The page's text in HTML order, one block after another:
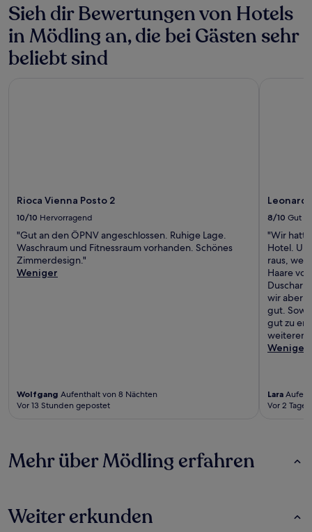
Sieh dir Bewertungen von Hotels
in Mödling an, die bei Gästen sehr
beliebt sind
Rioca Vienna Posto 2
10/10 Hervorragend
"Gut an den ÖPNV angeschlossen. Ruhige Lage.
Waschraum und Fitnessraum vorhanden. Schönes
Zimmerdesign."
Weniger
Wolfgang Aufenthalt von 8 Nächten
Vor 13 Stunden gepostet
8/10 Gut
"Wir
Hotel.
raus,
Haare
wir aber
gut.
gut zu
Weniger
Lara
Vor 2
Mehr über Mödling erfahren
Weiter erkunden